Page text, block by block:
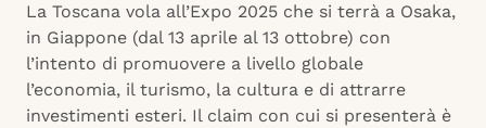
La Toscana vola all’Expo 2025 che si terrà a Osaka,
in Giappone (dal 13 aprile al 13 ottobre) con
l’intento di promuovere a livello globale
l’economia, il turismo, la cultura e di attrarre
investimenti esteri. Il claim con cui si presenterà è